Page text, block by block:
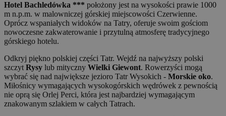
Hotel Bachledówka *** położony jest na wysokości prawie 1000
m n.p.m. w malowniczej górskiej miejscowości Czerwienne.
Oprócz wspaniałych widoków na Tatry, oferuje swoim gościom
nowoczesne zakwaterowanie i przytulną atmosferę tradycyjnego
górskiego hotelu.
Odkryj piękno polskiej części Tatr. Wejdź na najwyższy polski
szczyt Rysy lub mityczny Wielki Giewont. Rowerzyści mogą
wybrać się nad największe jezioro Tatr Wysokich - Morskie oko.
Miłośnicy wymagających wysokogórskich wędrówek z pewnością
nie oprą się Orlej Perci, która jest najbardziej wymagającym
znakowanym szlakiem w całych Tatrach.